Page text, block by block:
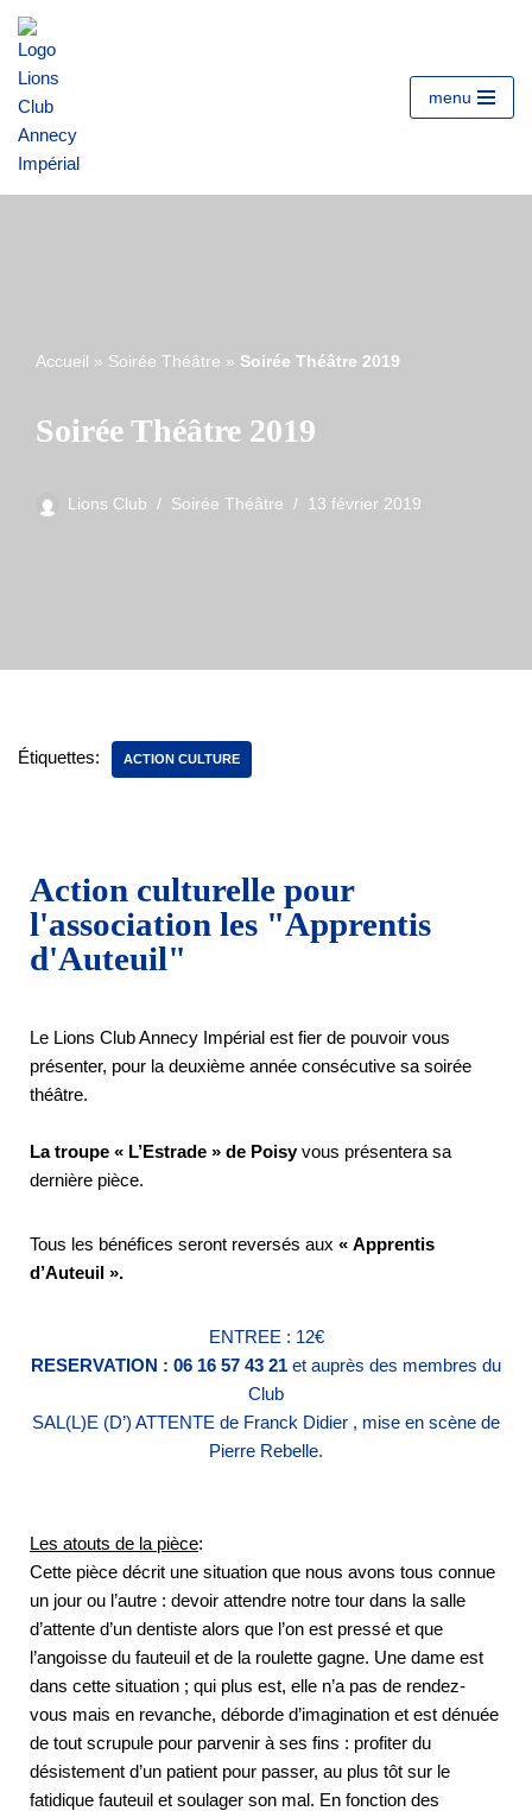
Aller
menu
Accueil » Soirée Théâtre » Soirée Théâtre 2019
Soirée Théâtre 2019
Lions Club Soirée Théâtre 13 février 2019
Étiquettes: ACTION CULTURE
Action culturelle pour
l'association les "Apprentis
d'Auteuil"
Le Lions Club Annecy Impérial est fier de pouvoir vous
présenter, pour la deuxième année consécutive sa soirée
théâtre.
La troupe « L’Estrade » de Poisyvous présentera sa
dernière pièce.
Tous les bénéfices seront reversés aux « Apprentis
d’Auteuil ».
ENTREE : 12€
RESERVATION : 06 16 57 43 21 et auprès des membres du
Club
SAL(L)E (D’) ATTENTE de Franck Didier , mise en scène de
Pierre Rebelle.
Les atouts de la pièce:
Cette pièce décrit une situation que nous avons tous connue
un jour ou l’autre : devoir attendre notre tour dans la salle
d’attente d’un dentiste alors que l’on est pressé et que
l’angoisse du fauteuil et de la roulette gagne. Une dame est
dans cette situation ; qui plus est, elle n’a pas de rendez-
vous mais en revanche, déborde d’imagination et est dénuée
de tout scrupule pour parvenir à ses fins : profiter du
désistement d’un patient pour passer, au plus tôt sur le
fatidique fauteuil et soulager son mal. En fonction des